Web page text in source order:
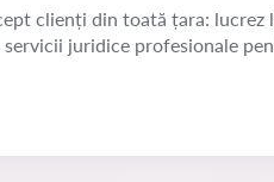
clienți din toată țara: lucrez
juridice profesionale